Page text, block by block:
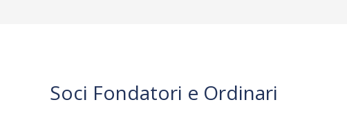
Soci Fondatori e Ordinari